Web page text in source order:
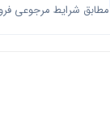
مطابق شرایط مرجوعی